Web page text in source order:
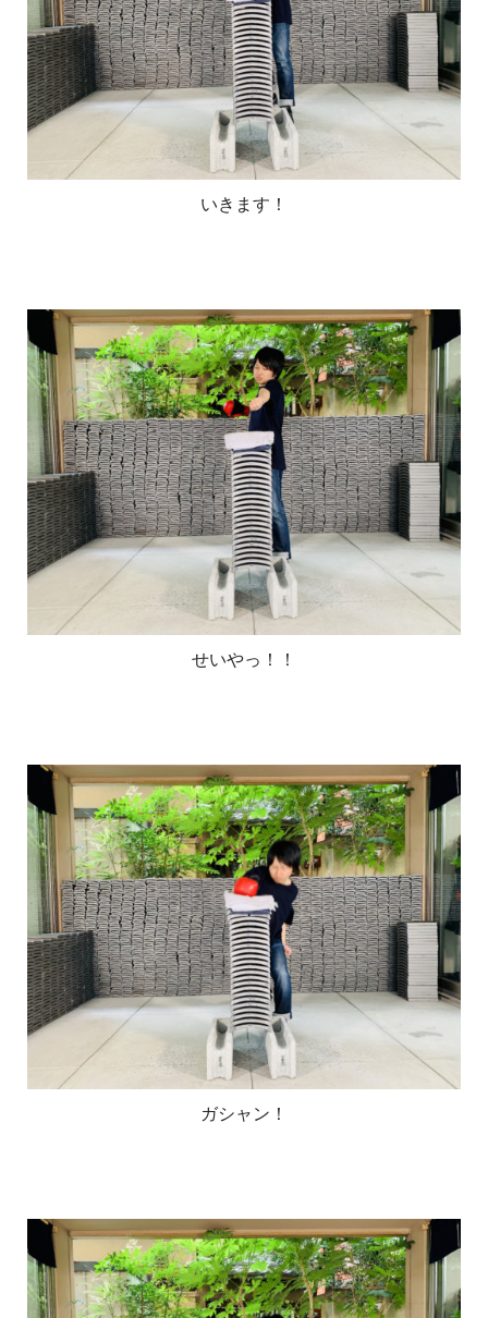
いきます！
せいやっ！！
ガシャン！